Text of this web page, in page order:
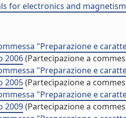
for electronics and
"Preparazione e
2006(Partecipazione a
"Preparazione e
2005(Partecipazione a
"Preparazione e
2009(Partecipazione a